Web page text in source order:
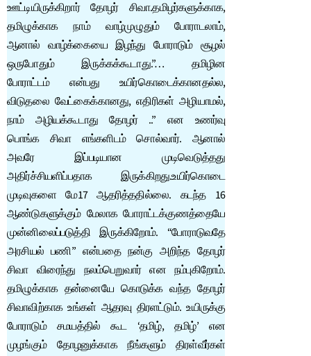
ஊட்டியிருக்கிறார் தோழர் சிவா.தமிழர்களுக்காக,
தமிழுக்காக நாம் வாழ்முழுதும் போராடலாம்,
ஆனால் வாழ்க்கையை இழந்து போராடும் சூழல்
ஒருபோதும் இருக்கக்கூடாது.”… தமிழின
போராட்டம் என்பது உயிர்கொடைக்கானதல்ல,
விடுதலை வேட்கைக்கானது, எதிரிகள் அழியாமல்,
நாம் அழியக்கூடாது தோழர் ..” என உணர்வு
பொங்க சிவா எங்களிடம் சொல்வார். ஆனால்
அவரே இப்படியான முடிவெடுத்தது
அதிர்ச்சியளிப்பதாக இருக்கிறது.உயிர்கொடை
முடிவுகளை மே17 ஆதரித்ததில்லை. கடந்த 16
ஆண்டுகளுக்கும் மேலாக போராட்டக்குணத்தையே
முன்னிலைப்படுத்தி இருக்கிறோம். “போராடுவதே
அரசியல் பணி” என்பதை நன்கு அறிந்த தோழர்
சிவா விரைந்து நலம்பெறுவார் என நம்புகிறோம்.
தமிழுக்காக தன்னையே கொடுக்க வந்த தோழர்
சிவாவிற்காக உங்கள் ஆதரவு திரளட்டும். உயிருக்கு
போராடும் சமயத்தில் கூட ‘தமிழ், தமிழ்’ என
முழங்கும் தோழனுக்காக நீங்களும் திரள்வீர்கள்